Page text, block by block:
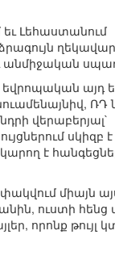
Լեհաստանում
անմիջական
եվրոպական այդ
վերաբերյալ`
սկիզբ է
է
միայն
ուստի հենց
որոնք թույլ